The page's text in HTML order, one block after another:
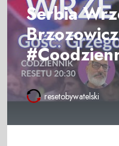
Serbia
resetobywatelski